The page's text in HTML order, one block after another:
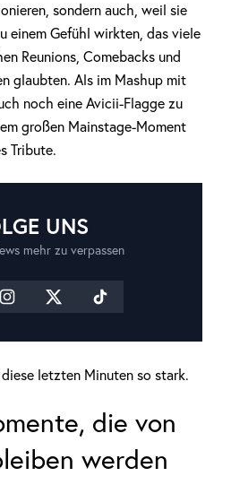
sondern auch, weil sie
einem Gefühl wirkten, das viele
Reunions, Comebacks und
glaubten. Als im Mashup mit
noch eine Avicii-Flagge zu
großen Mainstage-Moment
Tribute.
UNS
mehr zu verpassen
letzten Minuten so stark.
die von
werden